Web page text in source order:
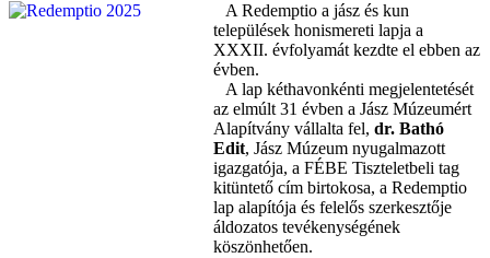
A Redemptio a jász és kun
települések honismereti lapja a
XXXII. évfolyamát kezdte el ebben az
évben.
A lap kéthavonkénti megjelentetését
az elmúlt 31 évben a Jász Múzeumért
Alapítvány vállalta fel, dr. Bathó
Edit, Jász Múzeum nyugalmazott
igazgatója, a FÉBE Tiszteletbeli tag
kitüntető cím birtokosa, a Redemptio
lap alapítója és felelős szerkesztője
áldozatos tevékenységének
köszönhetően.